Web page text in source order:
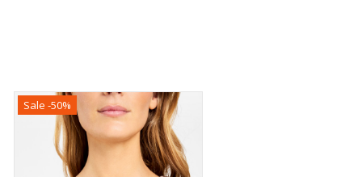
Sale -50%